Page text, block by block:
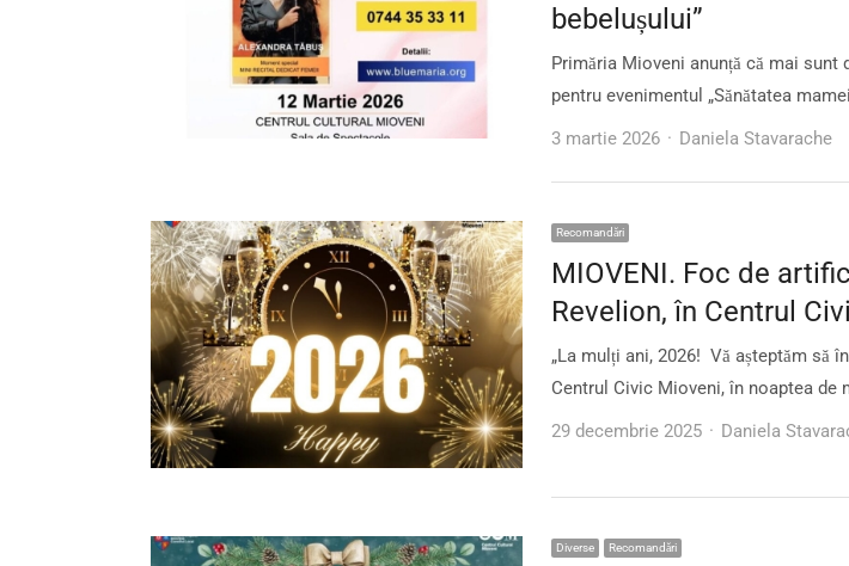
bebelușului”
Primăria Mioveni anunță că mai
pentru evenimentul „Sănătatea
3 martie 2026
Author
Daniela Stavarache
Recomandări
MIOVENI. Foc de
Revelion, în Centrul
„La mulți ani, 2026! Vă așteptăm să
Centrul Civic Mioveni, în noaptea de
29 decembrie 2025
Author
Daniela
Diverse Recomandări